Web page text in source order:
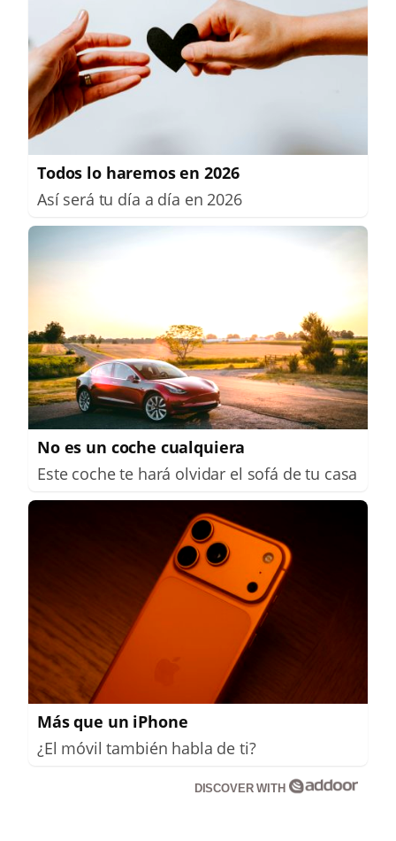
Todos lo haremos en 2026
Así será tu día a día en 2026
No es un coche cualquiera
Este coche te hará olvidar el sofá de tu casa
Más que un iPhone
¿El móvil también habla de ti?
DISCOVER WITH